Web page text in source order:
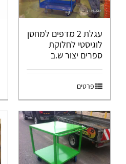
עגלת 2 מדפים למחסן
לוגיסטי לחלוקת
ספרים יצור ש.ב
פרטים